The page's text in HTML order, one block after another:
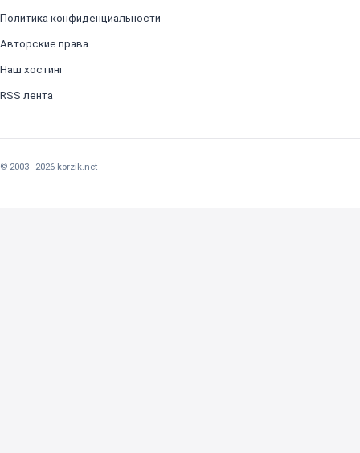
Политика конфиденциальности
Авторские права
Наш хостинг
RSS лента
© 2003–2026 korzik.net